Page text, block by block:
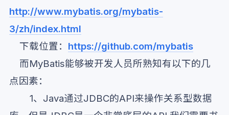
http://www.mybatis.org/mybatis-
3/zh/index.html
下载位置： https://github.com/mybatis
而MyBatis能够被开发人员所熟知有以下的几
点因素：
1、Java通过JDBC的API来操作关系型数据